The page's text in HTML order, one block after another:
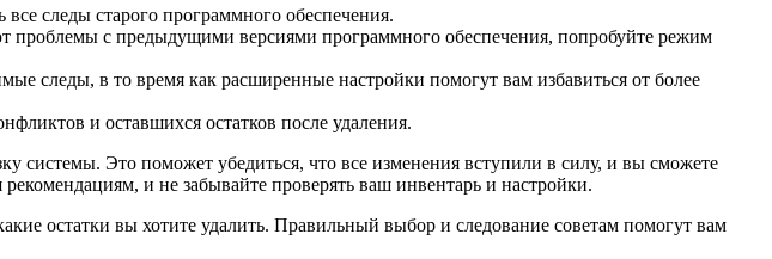
следы старого программного обеспечения.
с предыдущими версиями программного обеспечения, попробуйте режим
следы, в то время как расширенные настройки помогут вам избавиться от более
и оставшихся остатков после удаления.
системы. Это поможет убедиться, что все изменения вступили в силу, и вы сможете
и не забывайте проверять ваш инвентарь и настройки.
остатки вы хотите удалить. Правильный выбор и следование советам помогут вам